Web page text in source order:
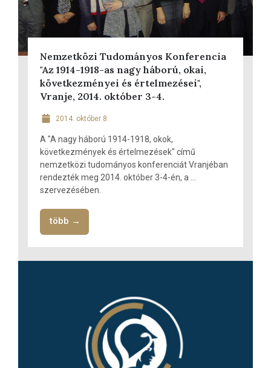
Nemzetközi Tudományos Konferencia
"Az 1914-1918-as nagy háború, okai,
következményei és értelmezései",
Vranje, 2014. október 3-4.
2014. október 8.
A "A nagy háború 1914-1918, okok,
következmények és értelmezések" című
nemzetközi tudományos konferenciát Vranjéban
rendezték meg 2014. október 3-4-én, a ...
szervezésében.
több →